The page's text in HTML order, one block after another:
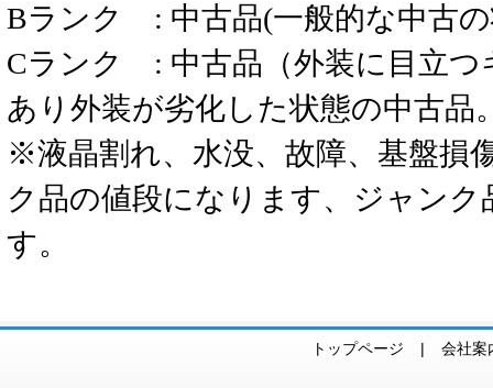
Bランク : 中古品(一般的な中古
Cランク : 中古品（外装に目立つ
あり外装が劣化した状態の中古品
※液晶割れ、水没、故障、基盤損
ク品の値段になります、ジャン
す。
トップページ | 会社案